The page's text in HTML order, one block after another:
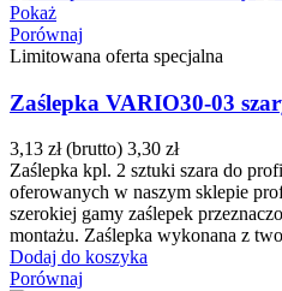
Pokaż
Porównaj
Limitowana oferta specjalna
Zaślepka VARIO30-03
3,13 zł (brutto) 3,30 zł
Zaślepka kpl. 2 sztuki szara do
oferowanych w naszym sklepie
szerokiej gamy zaślepek
montażu. Zaślepka wykonana z
Dodaj do koszyka
Porównaj